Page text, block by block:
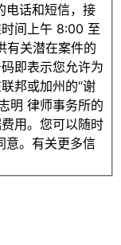
电话和短信，接
间上午 8:00 至
有关潜在案件的
即表示您允许为
邦或加州的“谢
明 律师事务所的
用。您可以随时
意。有关更多信